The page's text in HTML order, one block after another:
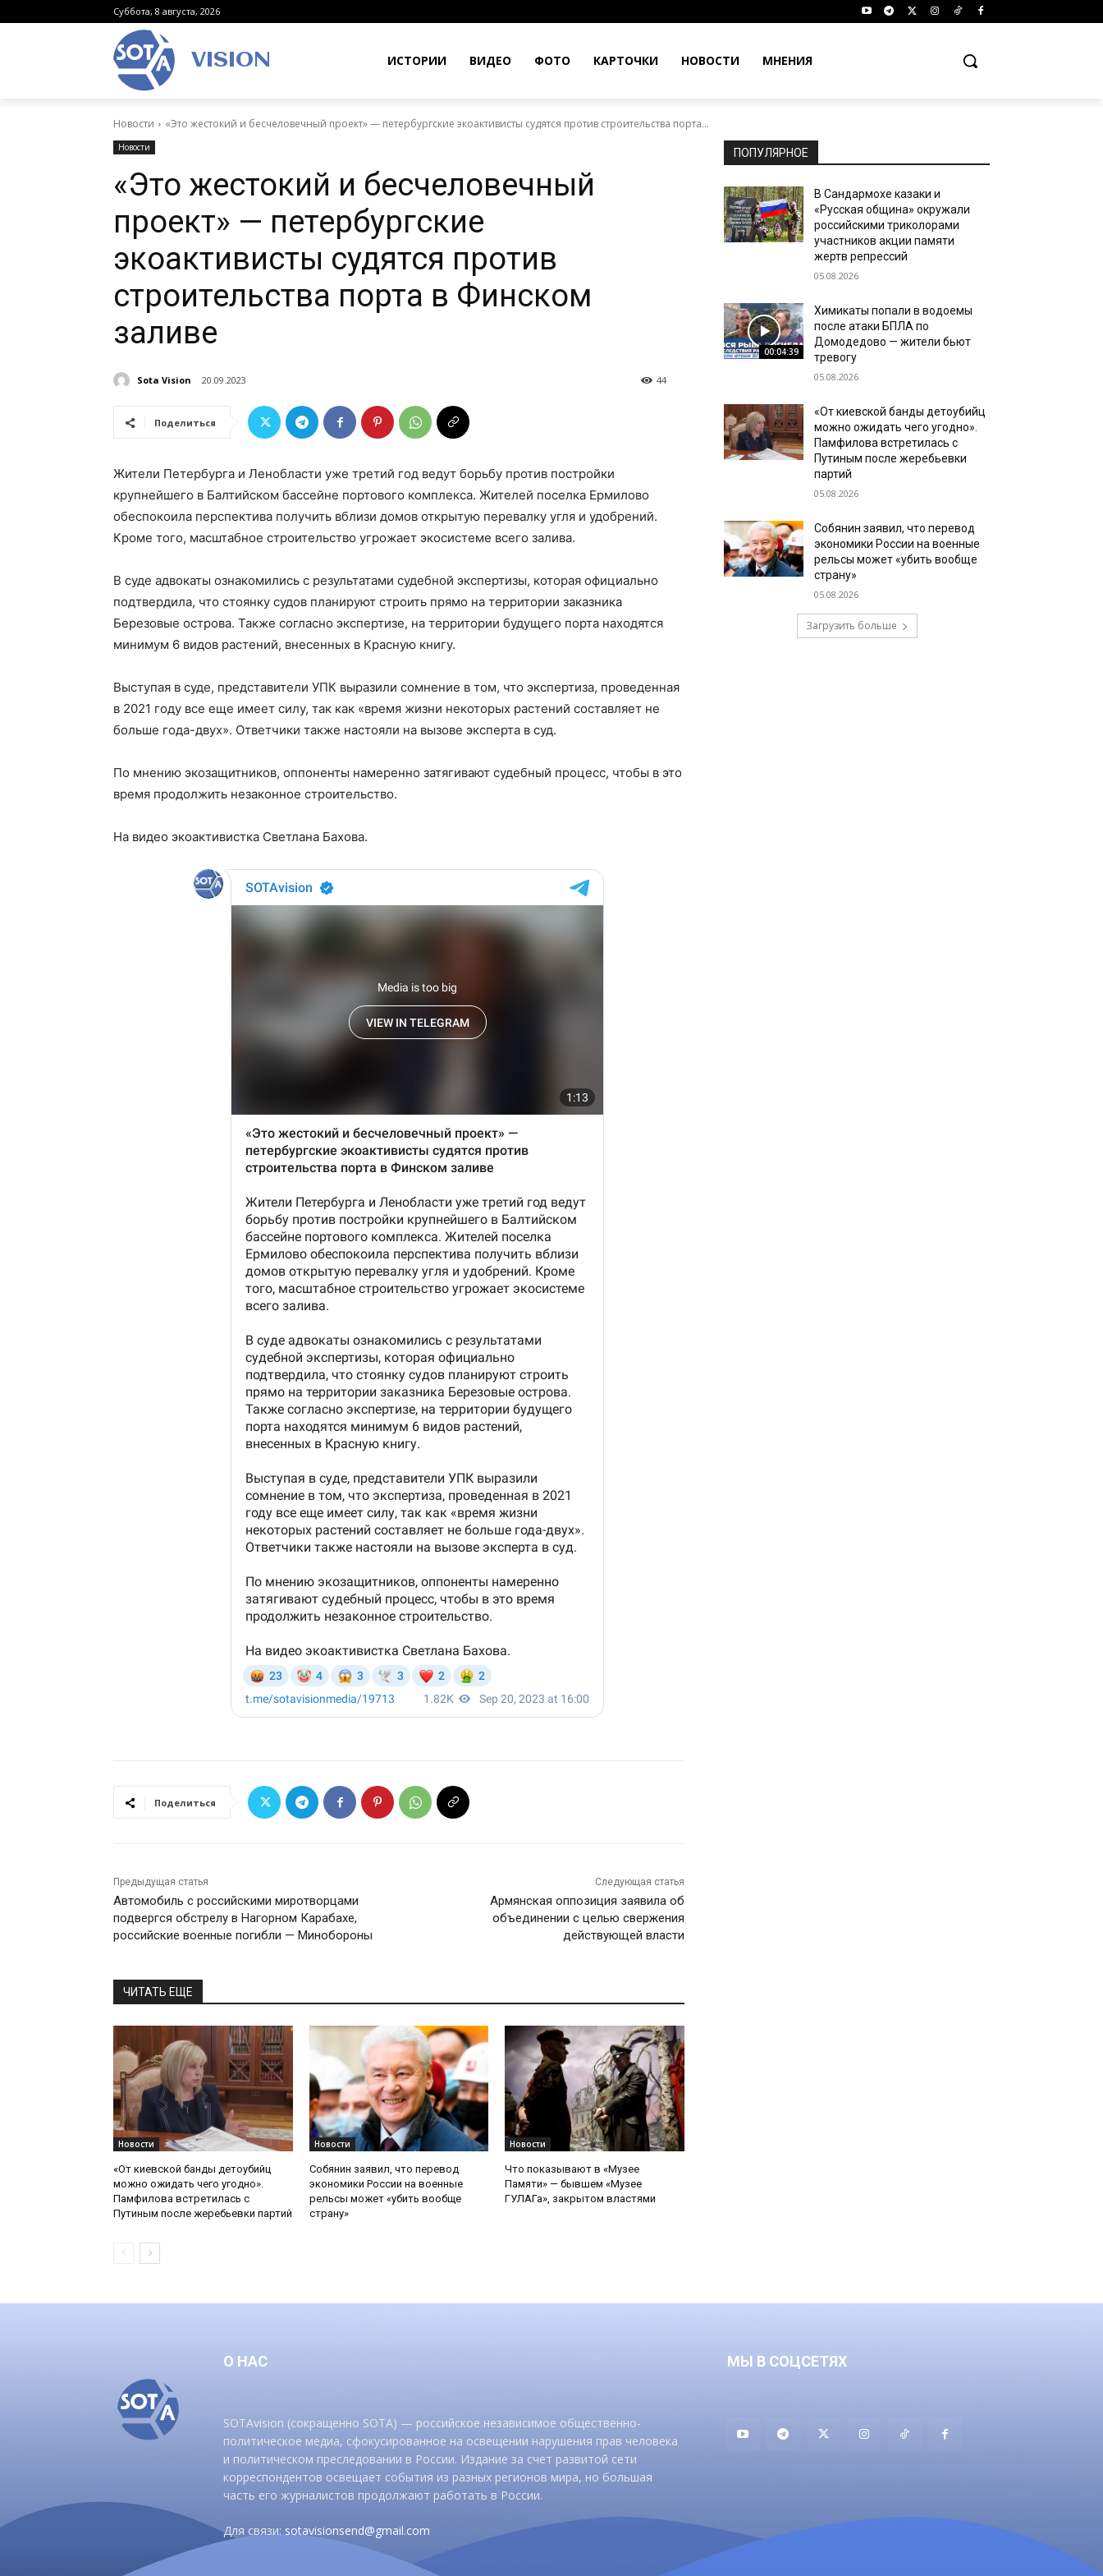
Суббота, 8 августа, 2026
VISION ИСТОРИИ ВИДЕО ФОТО КАРТОЧКИ НОВОСТИ МНЕНИЯ
Новости «Это жестокий и бесчеловечный проект» — петербургские экоактивисты судятся против строительства порта...
Новости
«Это жестокий и бесчеловечный
проект» — петербургские
экоактивисты судятся против
строительства порта в Финском
заливе
Sota Vision 20.09.2023 44
Поделиться
Жители Петербурга и Ленобласти уже третий год ведут борьбу против постройки
крупнейшего в Балтийском бассейне портового комплекса. Жителей поселка Ермилово
обеспокоила перспектива получить вблизи домов открытую перевалку угля и удобрений.
Кроме того, масштабное строительство угрожает экосистеме всего залива.
В суде адвокаты ознакомились с результатами судебной экспертизы, которая официально
подтвердила, что стоянку судов планируют строить прямо на территории заказника
Березовые острова. Также согласно экспертизе, на территории будущего порта находятся
минимум 6 видов растений, внесенных в Красную книгу.
Выступая в суде, представители УПК выразили сомнение в том, что экспертиза, проведенная
в 2021 году все еще имеет силу, так как «время жизни некоторых растений составляет не
больше года-двух». Ответчики также настояли на вызове эксперта в суд.
По мнению экозащитников, оппоненты намеренно затягивают судебный процесс, чтобы в это
время продолжить незаконное строительство.
На видео экоактивистка Светлана Бахова.
Поделиться
Предыдущая статья
Автомобиль с российскими миротворцами
подвергся обстрелу в Нагорном Карабахе,
российские военные погибли — Минобороны
Следующая статья
Армянская оппозиция заявила об
объединении с целью свержения
действующей власти
ЧИТАТЬ ЕЩЕ
Новости
«От киевской банды детоубийц
можно ожидать чего угодно».
Памфилова встретилась с
Путиным после жеребьевки партий
Новости
Собянин заявил, что перевод
экономики России на военные
рельсы может «убить вообще
страну»
Новости
Что показывают в «Музее
Памяти» — бывшем «Музее
ГУЛАГа», закрытом властями
ПОПУЛЯРНОЕ
В Сандармохе казаки и
«Русская община» окружали
российскими триколорами
участников акции памяти
жертв репрессий
05.08.2026
00:04:39
Химикаты попали в водоемы
после атаки БПЛА по
Домодедово — жители бьют
тревогу
05.08.2026
«От киевской банды детоубийц
можно ожидать чего угодно».
Памфилова встретилась с
Путиным после жеребьевки
партий
05.08.2026
Собянин заявил, что перевод
экономики России на военные
рельсы может «убить вообще
страну»
05.08.2026
Загрузить больше
О НАС
SOTAvision (сокращенно SOTA) — российское независимое общественно-
политическое медиа, сфокусированное на освещении нарушения прав человека
и политическом преследовании в России. Издание за счет развитой сети
корреспондентов освещает события из разных регионов мира, но большая
часть его журналистов продолжают работать в России.
Для связи:sotavisionsend@gmail.com
МЫ В СОЦСЕТЯХ